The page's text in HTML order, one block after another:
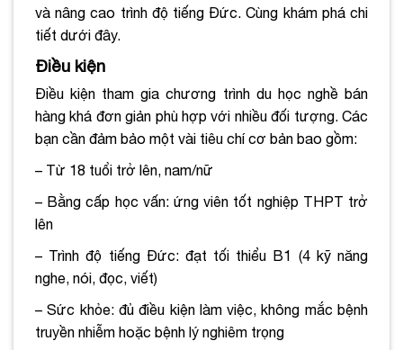
và nâng cao trình độ tiếng Đức. Cùng khám phá chi
tiết dưới đây.
Điều kiện
Điều kiện tham gia chương trình du học nghề bán
hàng khá đơn giản phù hợp với nhiều đối tượng. Các
bạn cần đảm bảo một vài tiêu chí cơ bản bao gồm:
– Từ 18 tuổi trở lên, nam/nữ
– Bằng cấp học vấn: ứng viên tốt nghiệp THPT trở
lên
– Trình độ tiếng Đức: đạt tối thiểu B1 (4 kỹ năng
nghe, nói, đọc, viết)
– Sức khỏe: đủ điều kiện làm việc, không mắc bệnh
truyền nhiễm hoặc bệnh lý nghiêm trọng